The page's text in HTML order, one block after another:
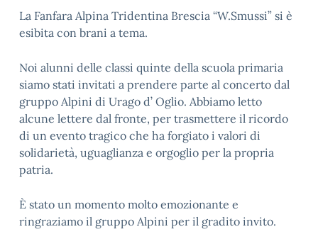
La Fanfara Alpina Tridentina Brescia “W.Smussi” si è
esibita con brani a tema.
Noi alunni delle classi quinte della scuola primaria
siamo stati invitati a prendere parte al concerto dal
gruppo Alpini di Urago d’ Oglio. Abbiamo letto
alcune lettere dal fronte, per trasmettere il ricordo
di un evento tragico che ha forgiato i valori di
solidarietà, uguaglianza e orgoglio per la propria
patria.
È stato un momento molto emozionante e
ringraziamo il gruppo Alpini per il gradito invito.